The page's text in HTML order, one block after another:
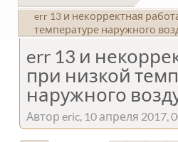
err 13 и некорректная
температуре наружного
err 13 и
при низкой
наружного
Автор eric, 10 апреля 2017,